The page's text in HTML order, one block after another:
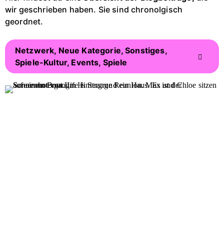
wir geschrieben haben. Sie sind chronolgisch
geordnet.
Netzwerk, Neue Kategorie, Sonstiges,
Spiele-Kultur, Events, Spiele